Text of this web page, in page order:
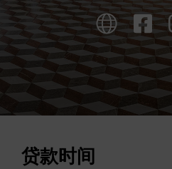
贷款时间